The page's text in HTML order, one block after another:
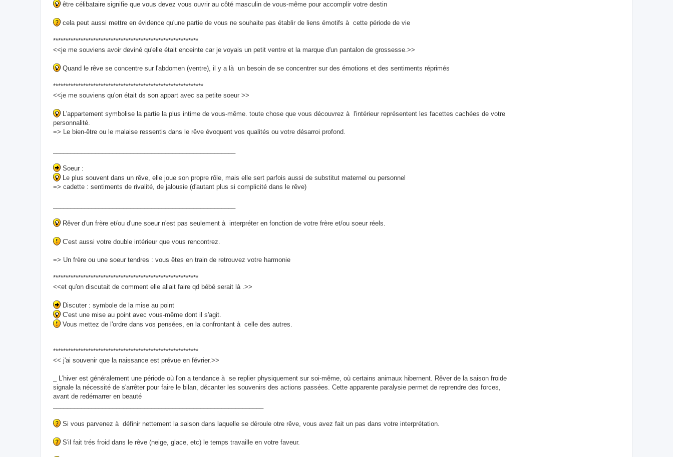
être célibataire signifie que vous devez vous ouvrir au côté masculin de vous-même pour accomplir votre destin
cela peut aussi mettre en évidence qu'une partie de vous ne souhaite pas établir de liens émotifs à cette période de vie
**********************************************************
<<je me souviens avoir deviné qu'elle était enceinte car je voyais un petit ventre et la marque d'un pantalon de grossesse.>>
Quand le rêve se concentre sur l'abdomen (ventre), il y a là un besoin de se concentrer sur des émotions et des sentiments réprimés
************************************************************
<<je me souviens qu'on était ds son appart avec sa petite soeur >>
L'appartement symbolise la partie la plus intime de vous-même. toute chose que vous découvrez à l'intérieur représentent les facettes cachées de votre
personnalité.
=> Le bien-être ou le malaise ressentis dans le rêve évoquent vos qualités ou votre désarroi profond.
Soeur :
Le plus souvent dans un rêve, elle joue son propre rôle, mais elle sert parfois aussi de substitut maternel ou personnel
=> cadette : sentiments de rivalité, de jalousie (d'autant plus si complicité dans le rêve)
Rêver d'un frère et/ou d'une soeur n'est pas seulement à interpréter en fonction de votre frère et/ou soeur réels.
C'est aussi votre double intérieur que vous rencontrez.
=> Un frère ou une soeur tendres : vous êtes en train de retrouvez votre harmonie
**********************************************************
<<et qu'on discutait de comment elle allait faire qd bébé serait là .>>
Discuter : symbole de la mise au point
C'est une mise au point avec vous-même dont il s'agit.
Vous mettez de l'ordre dans vos pensées, en la confrontant à celle des autres.
**********************************************************
<< j'ai souvenir que la naissance est prévue en février.>>
_ L'hiver est généralement une période où l'on a tendance à se replier physiquement sur soi-même, où certains animaux hibernent. Rêver de la saison froide
signale la nécessité de s'arrêter pour faire le bilan, décanter les souvenirs des actions passées. Cette apparente paralysie permet de reprendre des forces,
avant de redémarrer en beauté
Si vous parvenez à définir nettement la saison dans laquelle se déroule otre rêve, vous avez fait un pas dans votre interprétation.
S'il fait trés froid dans le rêve (neige, glace, etc) le temps travaille en votre faveur.